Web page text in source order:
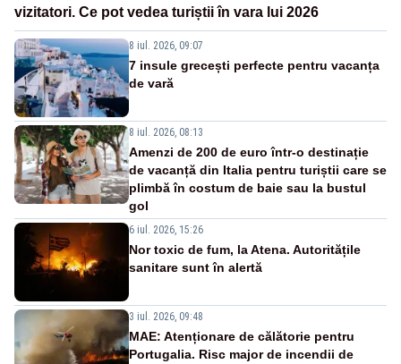
vizitatori. Ce pot vedea turiștii în vara lui 2026
8 iul. 2026, 09:07
7 insule grecești perfecte pentru vacanța
de vară
8 iul. 2026, 08:13
Amenzi de 200 de euro într-o destinație
de vacanță din Italia pentru turiștii care se
plimbă în costum de baie sau la bustul
gol
6 iul. 2026, 15:26
Nor toxic de fum, la Atena. Autoritățile
sanitare sunt în alertă
3 iul. 2026, 09:48
MAE: Atenționare de călătorie pentru
Portugalia. Risc major de incendii de